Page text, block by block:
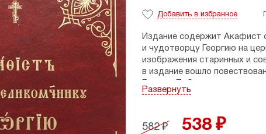
Добавить в избранное
Издание содержит Акафист
и чудотворцу Георгию на
изображения старинных и
в издание вошло
Подарочное издание в
По благословению
Развернуть
582 ₽ 538 ₽